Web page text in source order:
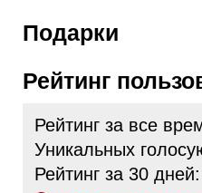
Подарки
Рейтинг
Рейтинг за все
Уникальных
Рейтинг за 30 дней: